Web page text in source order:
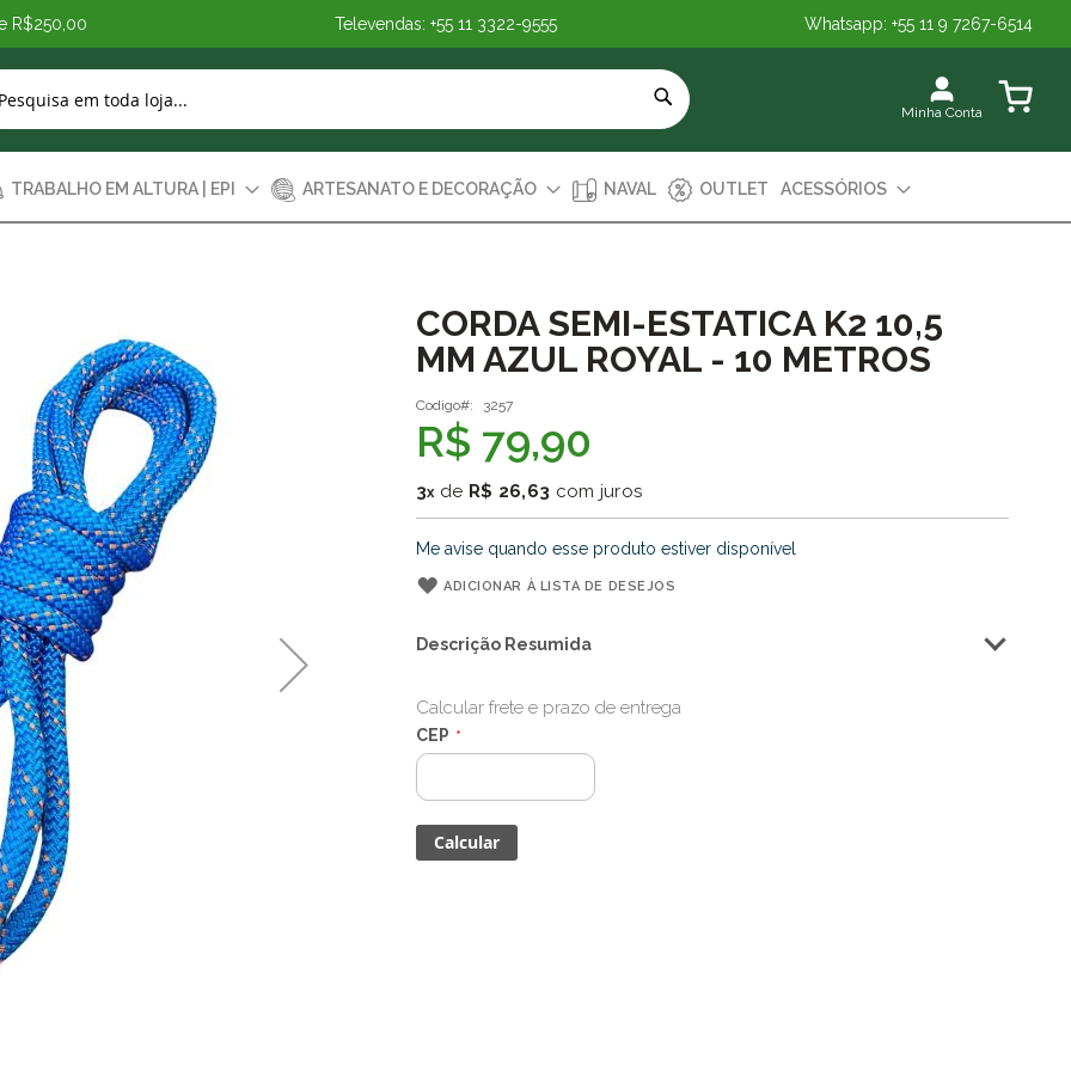
R$250,00 Televendas: +55 11 3322-9555 Whatsapp: +55 11 9 7267-6514
Minha Conta
Meu
TRABALHO EM ALTURA | EPI ARTESANATO E DECORAÇÃO NAVAL OUTLET ACESSÓRIOS
CORDA SEMI-ESTATICA K2 10,5
MM AZUL ROYAL - 10 METROS
Codigo 3257
R$ 79,90
3 de R$ 26,63 com juros
Me avise quando esse produto estiver disponível
ADICIONAR À LISTA DE DESEJOS
Descrição Resumida
Calcular frete e prazo de entrega
CEP